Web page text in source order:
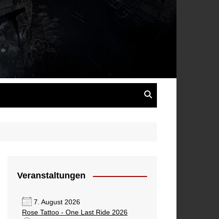
Veranstaltungen
7. August 2026
Rose Tattoo - One Last Ride 2026